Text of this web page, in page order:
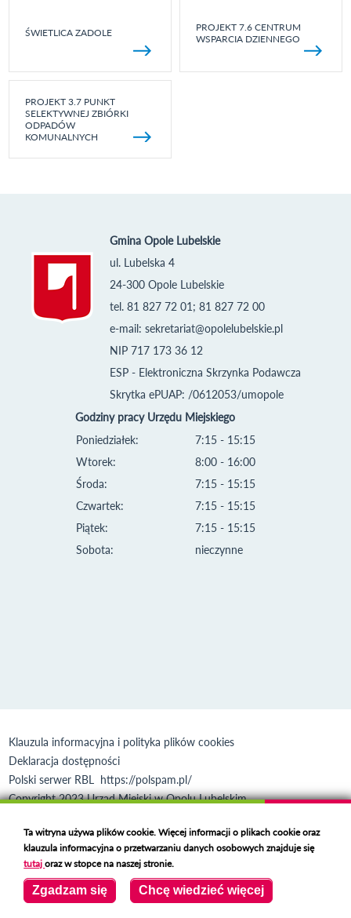
ŚWIETLICA ZADOLE
PROJEKT 7.6 CENTRUM
WSPARCIA DZIENNEGO
PROJEKT 3.7 PUNKT
SELEKTYWNEJ ZBIÓRKI
ODPADÓW
KOMUNALNYCH
Gmina Opole Lubelskie
ul. Lubelska 4
24-300 Opole Lubelskie
tel. 81 827 72 01; 81 827 72 00
e-mail: sekretariat@opolelubelskie.pl
NIP 717 173 36 12
ESP - Elektroniczna Skrzynka Podawcza
Skrytka ePUAP: /0612053/umopole
Godziny pracy Urzędu Miejskiego
Poniedziałek:
Wtorek:
Środa:
Czwartek:
Piątek:
Sobota:
7:15 - 15:15
8:00 - 16:00
7:15 - 15:15
7:15 - 15:15
7:15 - 15:15
nieczynne
Klauzula informacyjna i polityka plików cookies
Deklaracja dostępności
Polski serwer RBL https://polspam.pl/
Copyright 2023 Urząd Miejski w Opolu Lubelskim
Ta witryna używa plików cookie. Więcej informacji o plikach cookie oraz
klauzula informacyjna o przetwarzaniu danych osobowych znajduje się
tutajoraz w stopce na naszej stronie.
Zgadzam się Chcę wiedzieć więcej